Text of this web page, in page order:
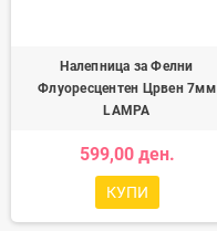
Налепница за Фелни
Флуоресцентен Црвен 7мм
LAMPA
599,00 ден.
КУПИ